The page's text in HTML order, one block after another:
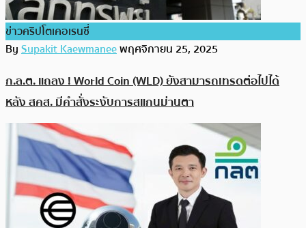
ข่าวคริปโตเคอเรนซี่
BySupakit Kaewmaneeพฤศจิกายน 25, 2025
ก.ล.ต. แถลง ! World Coin (WLD) ยังสามารถเทรดต่อไปได้
หลัง สคส. มีคำสั่งระงับการสแกนม่านตา